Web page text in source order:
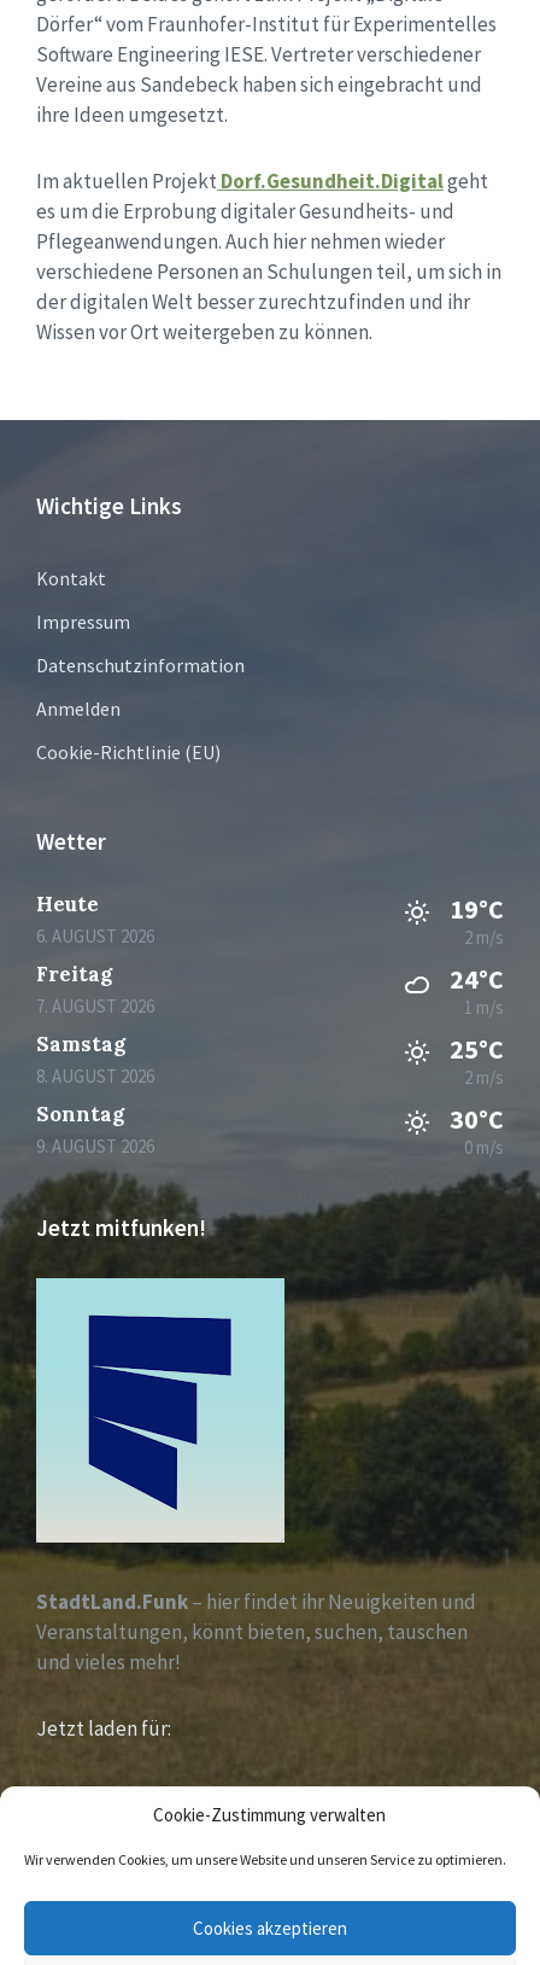
Cookie-Zustimmung verwalten
Wir verwenden Cookies, um unsere Website und unseren Service zu optimieren.
Cookies akzeptieren
Dörfer“ vom Fraunhofer-Institut für Experimentelles
Software Engineering IESE. Vertreter verschiedener
Vereine aus Sandebeck haben sich eingebracht und
ihre Ideen umgesetzt.
Im aktuellen Projekt Dorf.Gesundheit.Digitalgeht
es um die Erprobung digitaler Gesundheits- und
Pflegeanwendungen. Auch hier nehmen wieder
verschiedene Personen an Schulungen teil, um sich in
der digitalen Welt besser zurechtzufinden und ihr
Wissen vor Ort weitergeben zu können.
Wichtige Links
Kontakt
Impressum
Datenschutzinformation
Anmelden
Cookie-Richtlinie (EU)
Wetter
Heute
6. AUGUST 2026
19°C
2 m/s
Freitag
7. AUGUST 2026
24°C
1 m/s
Samstag
8. AUGUST 2026
25°C
2 m/s
Sonntag
9. AUGUST 2026
30°C
0 m/s
Jetzt mitfunken!
StadtLand.Funk– hier findet ihr Neuigkeiten und
Veranstaltungen, könnt bieten, suchen, tauschen
und vieles mehr!
Jetzt laden für:
iOS &Android